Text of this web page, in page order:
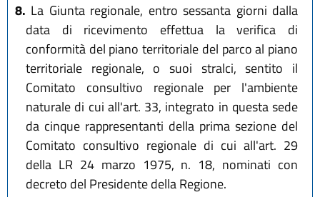
8. La Giunta regionale, entro sessanta giorni dalla
data di ricevimento effettua la verifica di
conformità del piano territoriale del parco al piano
territoriale regionale, o suoi stralci, sentito il
Comitato consultivo regionale per l'ambiente
naturale di cui all'art. 33, integrato in questa sede
da cinque rappresentanti della prima sezione del
Comitato consultivo regionale di cui all'art. 29
della LR 24 marzo 1975, n. 18, nominati con
decreto del Presidente della Regione.